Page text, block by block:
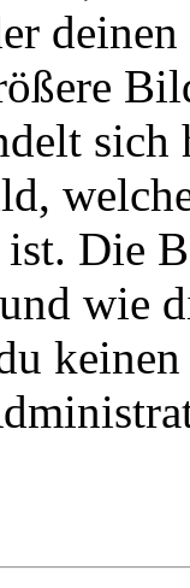
Die
wie